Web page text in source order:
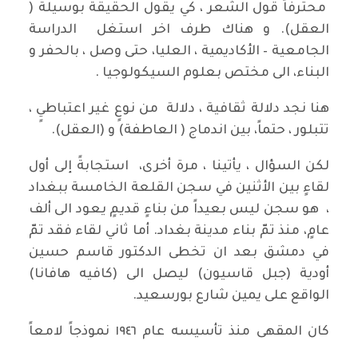
محترفاً قول الشعر ، كي يقول الحقيقة بوسيلة (
العقل). و هناك طرف اخر استغل الدراسة
الجامعية – الأكاديمية ، العليا، حتى وصل ، بالحفر و
البناء، الى مختص بعلوم السيكولوجيا .
هنا نجد دلالة ثقافية ، دلالة من نوعٍ غير اعتباطيٍ ،
تتبلور ، حتماً، بين اندماج ( العاطفة) و (العقل).
لكن السؤال ، يأتينا ، مرة أخرى، استجابةً إلى أول
لقاءٍ بين الأثنين في سجن القلعة الخامسة ببغداد
، هو سجن ليس بعيداً من بناءٍ قديمٍ يعود الى ألف
عامٍ، منذ تمّ بناء مدينة بغداد. أما ثاني لقاء فقد تمّ
في دمشق بعد ان تخطى الدكتور قاسم حسين
أودية (جبل قاسيون) ليصل الى (كافيه هافانا)
الواقع على يمين شارع بورسعيد.
كان المقهى منذ تأسيسه عام ١٩٤٦ نموذجاً لامعاً